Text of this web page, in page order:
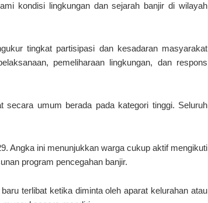
kondisi lingkungan dan sejarah banjir di wilayah
tingkat partisipasi dan kesadaran masyarakat
pemeliharaan lingkungan, dan respons
secara umum berada pada kategori tinggi. Seluruh
Angka ini menunjukkan warga cukup aktif mengikuti
program pencegahan banjir.
terlibat ketika diminta oleh aparat kelurahan atau